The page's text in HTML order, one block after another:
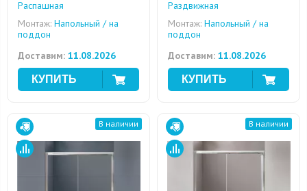
Распашная
Монтаж: Напольный / на
поддон
Доставим: 11.08.2026
Раздвижная
Монтаж: Напольный / на
поддон
Доставим: 11.08.2026
В наличии В наличии